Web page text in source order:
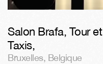
Salon Brafa, Tour et
Taxis,
Bruxelles, Belgique